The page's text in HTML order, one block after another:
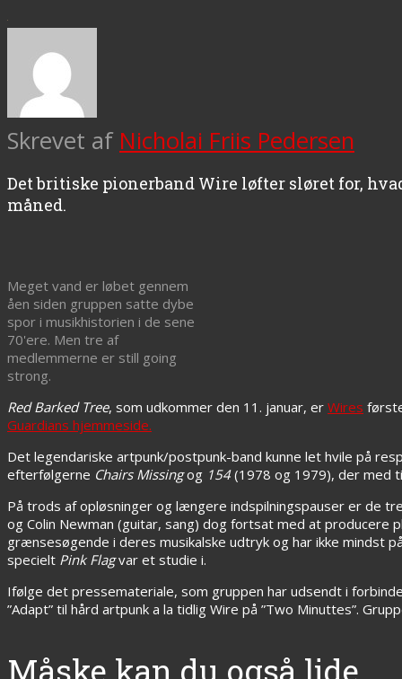
Skrevet af Nicholai Friis Pedersen
Det britiske pionerband Wire løfter sløret for,
måned.
Meget vand er løbet gennem
åen siden gruppen satte dybe
spor i musikhistorien i de sene
70'ere. Men tre af
medlemmerne er still going
strong.
Red Barked Tree, som udkommer den 11. januar, er Wires
Guardians hjemmeside.
Det legendariske artpunk/postpunk-band kunne let hvile på
efterfølgerne Chairs Missingog 154(1978 og 1979), der med
På trods af opløsninger og længere indspilningspauser er de
og Colin Newman (guitar, sang) dog fortsat med at
grænsesøgende i deres musikalske udtryk og har ikke mindst
specielt Pink Flagvar et studie i.
Ifølge det pressemateriale, som gruppen har udsendt i
”Adapt” til hård artpunk a la tidlig Wire på ”Two Minuttes”.
Måske kan du også lide